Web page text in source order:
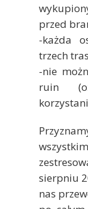
przed
-każda
trzech tras
-nie
ruin
sierpniu
nas